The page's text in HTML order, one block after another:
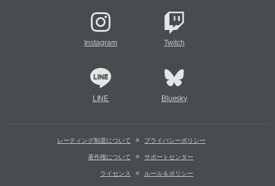
Instagram Twitch
LINE Bluesky
レーティング制度について プライバシーポリシー
著作権について サポートセンター
ライセンス ルール＆ポリシー